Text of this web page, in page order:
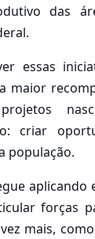
das
essas
maior
criar
população.
aplicando
forças
mais,